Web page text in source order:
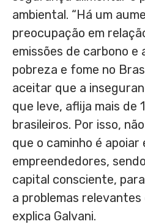
ambiental. “Há um
preocupação em
emissões de carbono e
pobreza e fome no
aceitar que a
que leve, aflija mais de
brasileiros. Por isso,
que o caminho é
empreendedores,
capital consciente,
a problemas
explica Galvani.